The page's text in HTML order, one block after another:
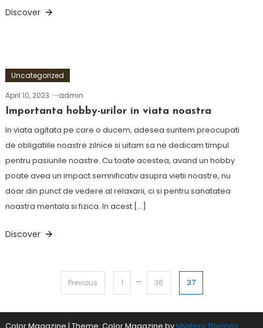
Discover
Uncategorized
April 10, 2023
admin
Importanta hobby-urilor in viata noastra
In viata agitata pe care o ducem, adesea suntem preocupati
de obligatiile noastre zilnice si uitam sa ne dedicam timpul
pentru pasiunile noastre. Cu toate acestea, avand un hobby
poate avea un impact semnificativ asupra vietii noastre, nu
doar din punct de vedere al relaxarii, ci si pentru sanatatea
noastra mentala si fizica. In acest […]
Discover
pagination
Previous 1 … 36 37